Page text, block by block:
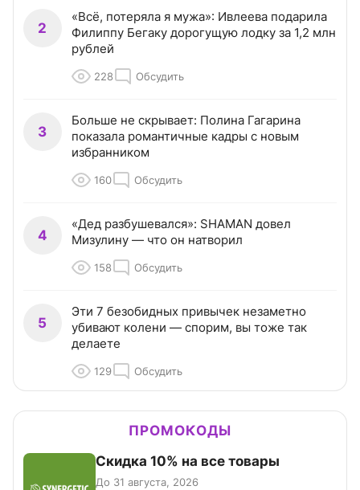
2
«Всё, потеряла я мужа»: Ивлеева подарила
Филиппу Бегаку дорогущую лодку за 1,2 млн
рублей
228 Обсудить
3
Больше не скрывает: Полина Гагарина
показала романтичные кадры с новым
избранником
160 Обсудить
4
«Дед разбушевался»: SHAMAN довел
Мизулину — что он натворил
158 Обсудить
5
Эти 7 безобидных привычек незаметно
убивают колени — спорим, вы тоже так
делаете
129 Обсудить
ПРОМОКОДЫ
Скидка 10% на все товары
До 31 августа, 2026